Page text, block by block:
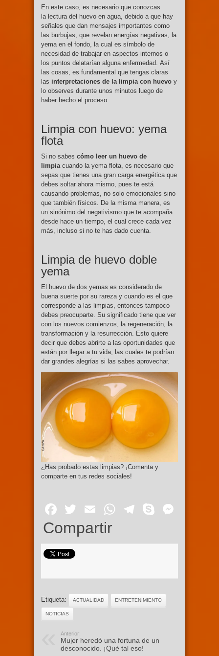
En este caso, es necesario que conozcas
la lectura del huevo en agua, debido a que hay
señales que dan mensajes importantes como
las burbujas, que revelan energías negativas; la
yema en el fondo, la cual es símbolo de
necesidad de trabajar en aspectos internos o
los puntos delatarían alguna enfermedad. Así
las cosas, es fundamental que tengas claras
las interpretaciones de la limpia con huevo y
lo observes durante unos minutos luego de
haber hecho el proceso.
Limpia con huevo: yema
flota
Si no sabes cómo leer un huevo de
limpia cuando la yema flota, es necesario que
sepas que tienes una gran carga energética que
debes soltar ahora mismo, pues te está
causando problemas, no solo emocionales sino
que también físicos. De la misma manera, es
un sinónimo del negativismo que te acompaña
desde hace un tiempo, el cual crece cada vez
más, incluso si no te has dado cuenta.
Limpia de huevo doble
yema
El huevo de dos yemas es considerado de
buena suerte por su rareza y cuando es el que
corresponde a las limpias, entonces tampoco
debes preocuparte. Su significado tiene que ver
con los nuevos comienzos, la regeneración, la
transformación y la resurrección. Esto quiere
decir que debes abrirte a las oportunidades que
están por llegar a tu vida, las cuales te podrían
dar grandes alegrías si las sabes aprovechar.
¿Has probado estas limpias? ¡Comenta y
comparte en tus redes sociales!
Facebook
Twitter
EmailWhatsApp
Telegram
Skype
Compartir
Etiqueta: ACTUALIDAD ENTRETENIMIENTO
NOTICIAS
Anterior:
Mujer heredó una fortuna de un
desconocido. ¡Qué tal eso!